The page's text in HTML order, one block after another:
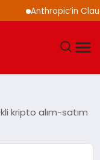
Anthropic’in Claude
kripto alım-satım